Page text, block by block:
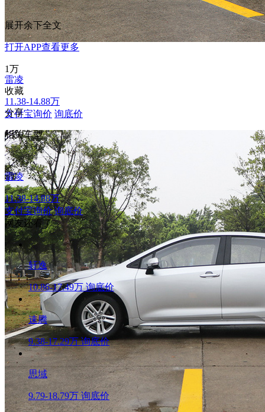
雷凌
11.38-14.88万
支付宝询价 询底价
展开余下全文
打开APP查看更多
1万
收藏
分享
相关车型
雷凌
11.38-14.88万
支付宝询价 询底价
网友还看了
轩逸
10.86-17.49万 询底价
速腾
9.38-17.29万 询底价
思域
9.79-18.79万 询底价